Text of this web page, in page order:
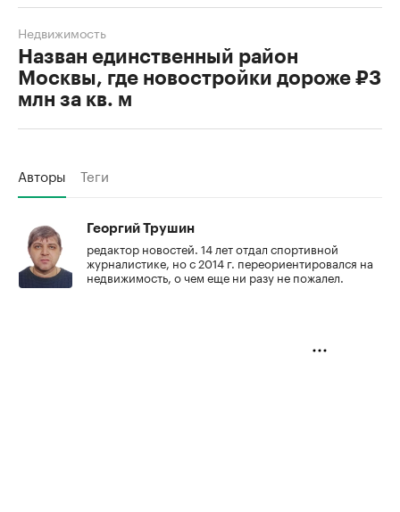
Назван единственный район
Москвы, где новостройки дороже ₽3
млн за кв. м
Недвижимость
Авторы Теги
Георгий Трушин
редактор новостей. 14 лет отдал спортивной
журналистике, но с 2014 г. переориентировался на
недвижимость, о чем еще ни разу не пожалел.